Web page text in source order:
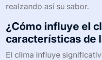
realzando así su sabor.
¿Cómo influye el
características de
El clima influye